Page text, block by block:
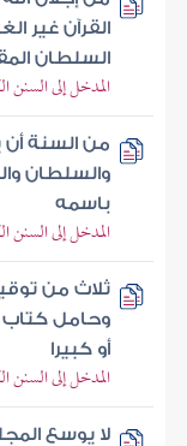
القرآن غير
السلطان
المدخل إلى السنن
من السنة أن
والسلطان
باسمه
المدخل إلى السنن
ثلاث من
وحامل كتاب
أو كبيرا
المدخل إلى السنن
لا يوسع